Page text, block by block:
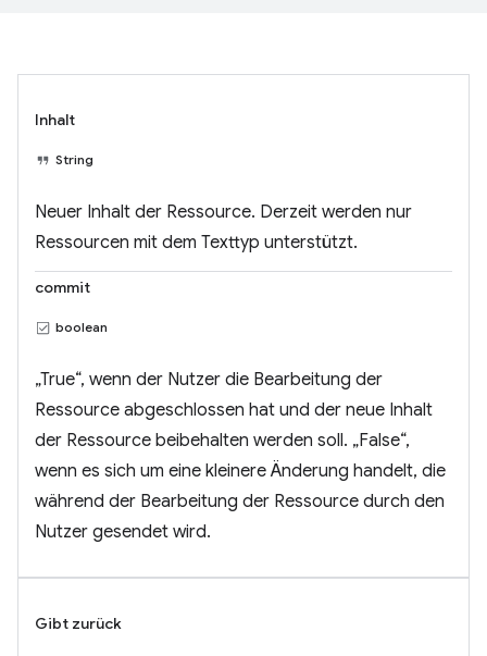
Inhalt
String
Neuer Inhalt der Ressource. Derzeit werden nur
Ressourcen mit dem Texttyp unterstützt.
commit
boolean
„True“, wenn der Nutzer die Bearbeitung der
Ressource abgeschlossen hat und der neue Inhalt
der Ressource beibehalten werden soll. „False“,
wenn es sich um eine kleinere Änderung handelt, die
während der Bearbeitung der Ressource durch den
Nutzer gesendet wird.
Gibt zurück